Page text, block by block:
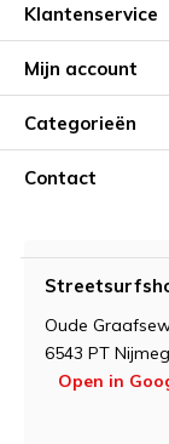
Klantenservice
Mijn account
Categorieën
Contact
Oude
6543 PT
Open in